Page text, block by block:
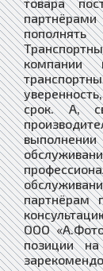
компании
срок. А,
партнёрам
ООО
позиции